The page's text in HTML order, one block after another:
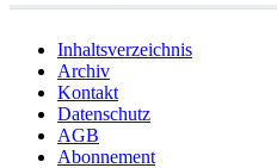
Inhaltsverzeichnis
Archiv
Kontakt
Datenschutz
AGB
Abonnement